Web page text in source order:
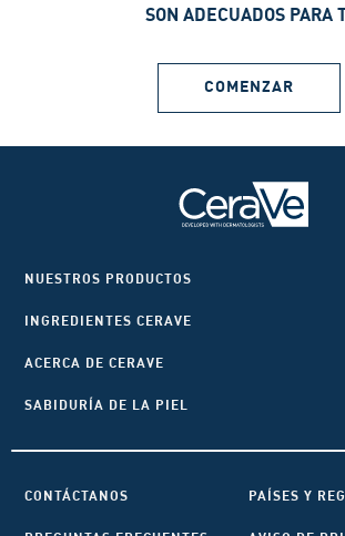
SON ADECUADOS PARA
COMENZAR
NUESTROS PRODUCTOS
INGREDIENTES CERAVE
ACERCA DE CERAVE
SABIDURÍA DE LA PIEL
CONTÁCTANOS PAÍSES Y